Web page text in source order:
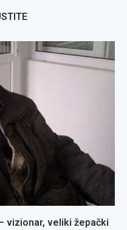
vizionar, veliki žepački